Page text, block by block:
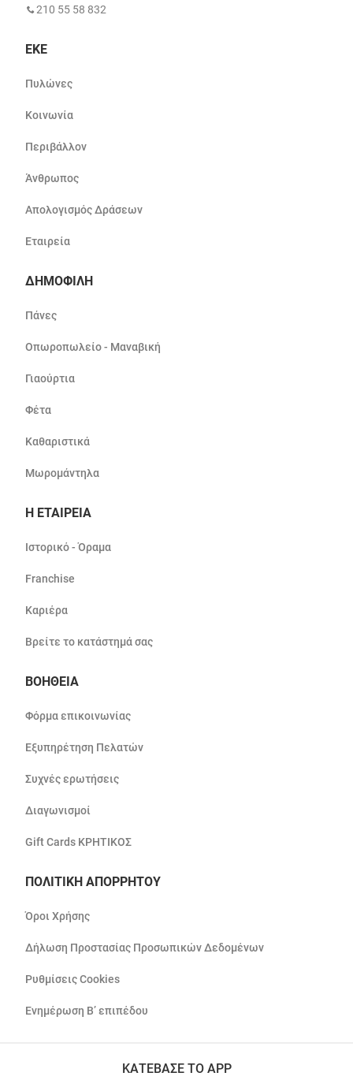
210 55 58 832
ΕΚΕ
Πυλώνες
Κοινωνία
Περιβάλλον
Άνθρωπος
Απολογισμός Δράσεων
Εταιρεία
ΔΗΜΟΦΙΛΗ
Πάνες
Οπωροπωλείο - Μαναβική
Γιαούρτια
Φέτα
Καθαριστικά
Μωρομάντηλα
Η ΕΤΑΙΡΕΙΑ
Ιστορικό - Όραμα
Franchise
Καριέρα
Βρείτε το κατάστημά σας
ΒΟΗΘΕΙΑ
Φόρμα επικοινωνίας
Εξυπηρέτηση Πελατών
Συχνές ερωτήσεις
Διαγωνισμοί
Gift Cards ΚΡΗΤΙΚΟΣ
ΠΟΛΙΤΙΚΗ ΑΠΟΡΡΗΤΟΥ
Όροι Χρήσης
Δήλωση Προστασίας Προσωπικών Δεδομένων
Ρυθμίσεις Cookies
Ενημέρωση Β’ επιπέδου
ΚΑΤΕΒΑΣΕ ΤΟ APP